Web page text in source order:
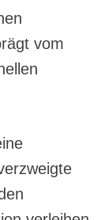
vom